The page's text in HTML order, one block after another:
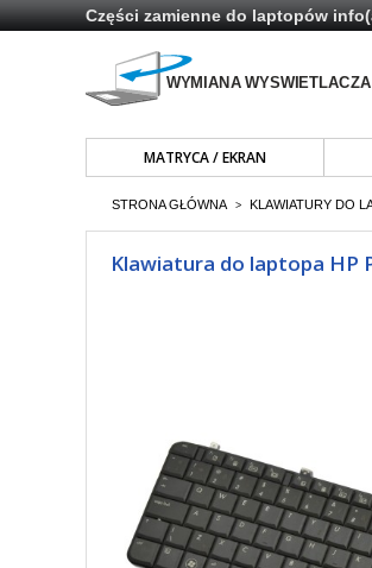
Części zamienne do laptopów
MATRYCA / EKRAN
STRONA GŁÓWNA > KLAWIATURY DO
Klawiatura do laptopa HP